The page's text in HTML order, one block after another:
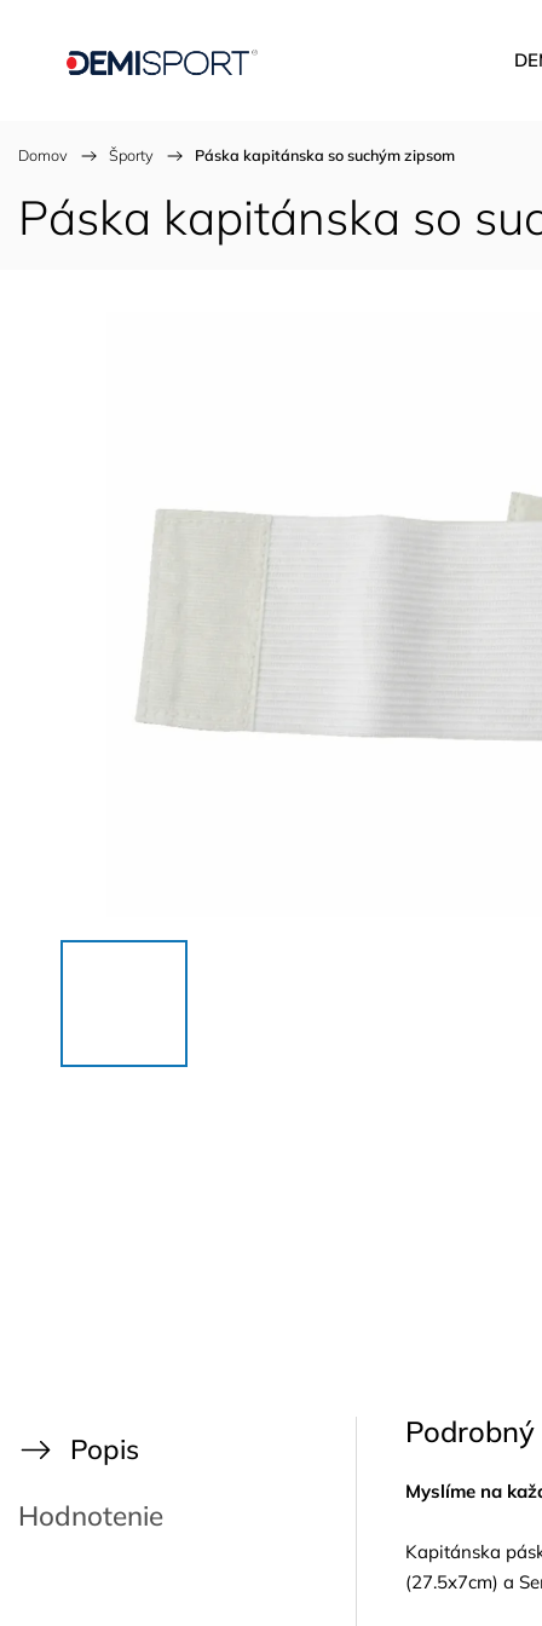
Domov / Športy / Páska kapitánska so suchým zipsom
Páska kapitánska so
Popis
Hodnotenie
Myslíme na
Kapitánska
(27.5x7cm) a